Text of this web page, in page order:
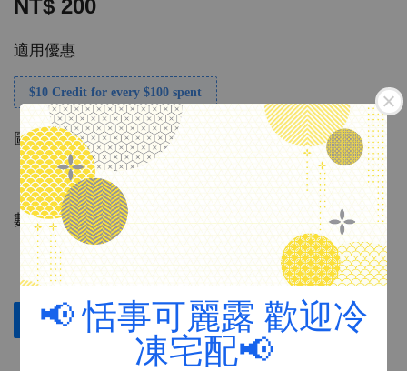
📢 恬事可麗露 歡迎冷
凍宅配📢
NT$ 200
適用優惠
$10 Credit for every $100 spent
圖案
數量
立即購買 加入購物車